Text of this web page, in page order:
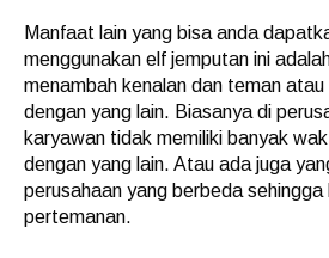
Manfaat lain yang bisa anda
menggunakan elf jemputan ini
menambah kenalan dan teman
dengan yang lain. Biasanya di
karyawan tidak memiliki banyak
dengan yang lain. Atau ada juga
perusahaan yang berbeda
pertemanan.